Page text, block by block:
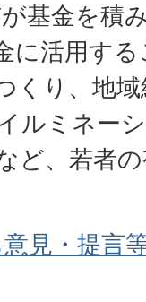
基金を積
に活用す
くり、地
ルミネー
ど、若者
見・提言